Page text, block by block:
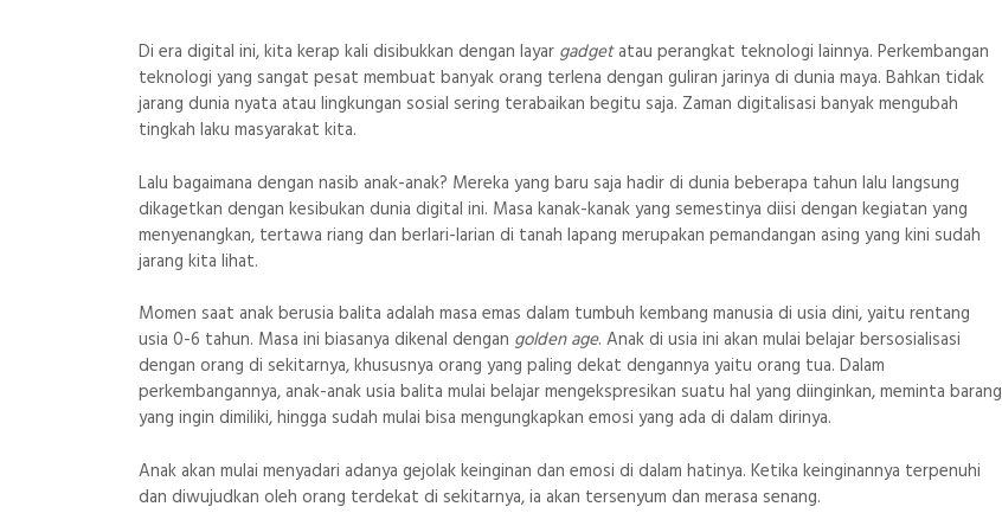
Di era digital ini, kita kerap kali disibukkan dengan layar gadgetatau perangkat teknologi lainnya. Perkembangan
teknologi yang sangat pesat membuat banyak orang terlena dengan guliran jarinya di dunia maya. Bahkan tidak
jarang dunia nyata atau lingkungan sosial sering terabaikan begitu saja. Zaman digitalisasi banyak mengubah
tingkah laku masyarakat kita.
Lalu bagaimana dengan nasib anak-anak? Mereka yang baru saja hadir di dunia beberapa tahun lalu langsung
dikagetkan dengan kesibukan dunia digital ini. Masa kanak-kanak yang semestinya diisi dengan kegiatan yang
menyenangkan, tertawa riang dan berlari-larian di tanah lapang merupakan pemandangan asing yang kini sudah
jarang kita lihat.
Momen saat anak berusia balita adalah masa emas dalam tumbuh kembang manusia di usia dini, yaitu rentang
usia 0-6 tahun. Masa ini biasanya dikenal dengan golden age. Anak di usia ini akan mulai belajar bersosialisasi
dengan orang di sekitarnya, khususnya orang yang paling dekat dengannya yaitu orang tua. Dalam
perkembangannya, anak-anak usia balita mulai belajar mengekspresikan suatu hal yang diinginkan, meminta barang
yang ingin dimiliki, hingga sudah mulai bisa mengungkapkan emosi yang ada di dalam dirinya.
Anak akan mulai menyadari adanya gejolak keinginan dan emosi di dalam hatinya. Ketika keinginannya terpenuhi
dan diwujudkan oleh orang terdekat di sekitarnya, ia akan tersenyum dan merasa senang.